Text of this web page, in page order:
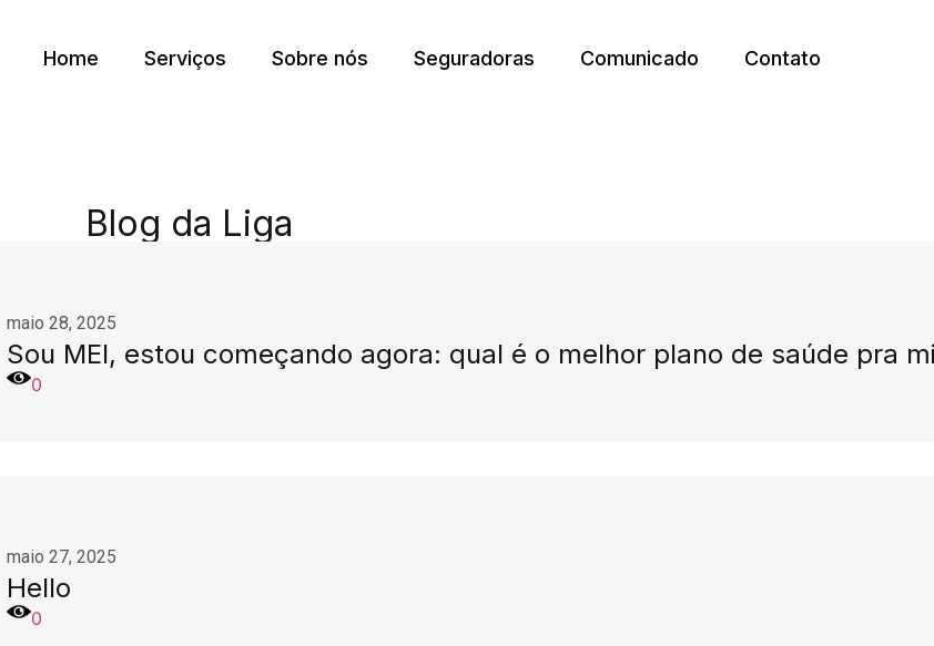
Home Serviços Sobre nós Seguradoras Comunicado Contato
Blog da Liga
maio 28, 2025
Sou MEI, estou começando agora: qual é o melhor plano de saúde pra
0
maio 27, 2025
Hello
0